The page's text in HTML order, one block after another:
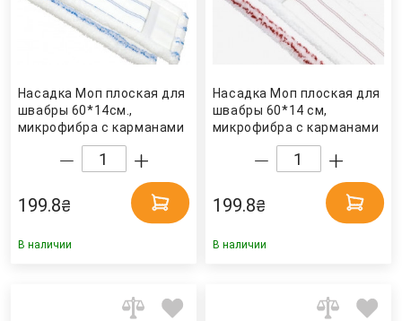
Насадка Моп плоская для
швабры 60*14см.,
микрофибра с карманами
MEB60, син. Турция
199.8₴
В наличии
Насадка Моп плоская для
швабры 60*14 см,
микрофибра с карманами
MER60, красн. Турция
199.8₴
В наличии